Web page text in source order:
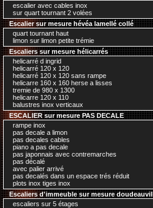
escalier avec cables inox
sur quart tournant 2 volées
Escalier sur mesure hévéa lamellé collé
quart tournant haut
limon sur limon petite trémie
Escaliers sur mesure hélicarrés
helicarré d ingrid
helicarré 120 x 120
helicarré 120 x 120 sans rampe
helicarre 160 x 160 herse a lisses
tremie de 980 x 1300
helicarre 120 x 110
balustres inox verticaux
ESCALIER sur mesure PAS DECALE
rampe inox
pas decale a limon
pas decales cables
piano a pas decale
pas japonnais avec contremarches
pas décalé
avec palier arrivé
pas decalés dans un espace trés réduit
plots inox tiges inox
Escaliers d'immeuble sur mesure
escaliers sur 5 étages